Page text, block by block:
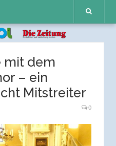
mit dem
– ein
Mitstreiter
0